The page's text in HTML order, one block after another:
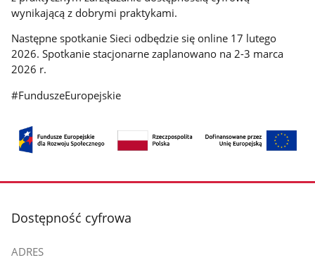
wynikającą z dobrymi praktykami.
Następne spotkanie Sieci odbędzie się online 17 lutego
2026. Spotkanie stacjonarne zaplanowano na 2-3 marca
2026 r.
#FunduszeEuropejskie
stopka
Dostępność cyfrowa
ADRES